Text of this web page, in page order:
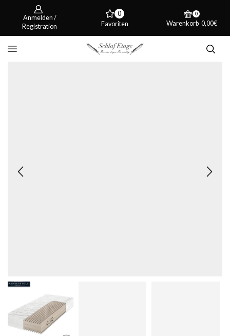
Anmelden /
Registration
0
Favoriten
0
Warenkorb 0,00€